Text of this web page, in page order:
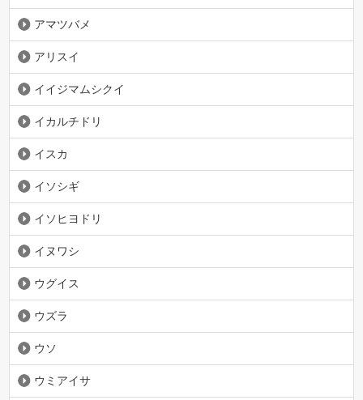
アマツバメ
アリスイ
イイジマムシクイ
イカルチドリ
イスカ
イソシギ
イソヒヨドリ
イヌワシ
ウグイス
ウズラ
ウソ
ウミアイサ